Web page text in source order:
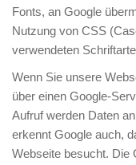
Fonts, an Google
Nutzung von CSS
verwendeten
Wenn Sie unsere
über einen Google-
Aufruf werden Daten
erkennt Google auch,
Webseite besucht. Die